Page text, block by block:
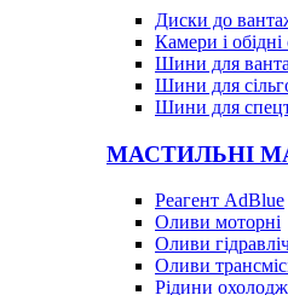
Диски до
Камери і обідні
Шини для
Шини для
Шини для
МАСТИЛЬНІ
Реагент AdBlue
Оливи моторні
Оливи
Оливи
Рідини